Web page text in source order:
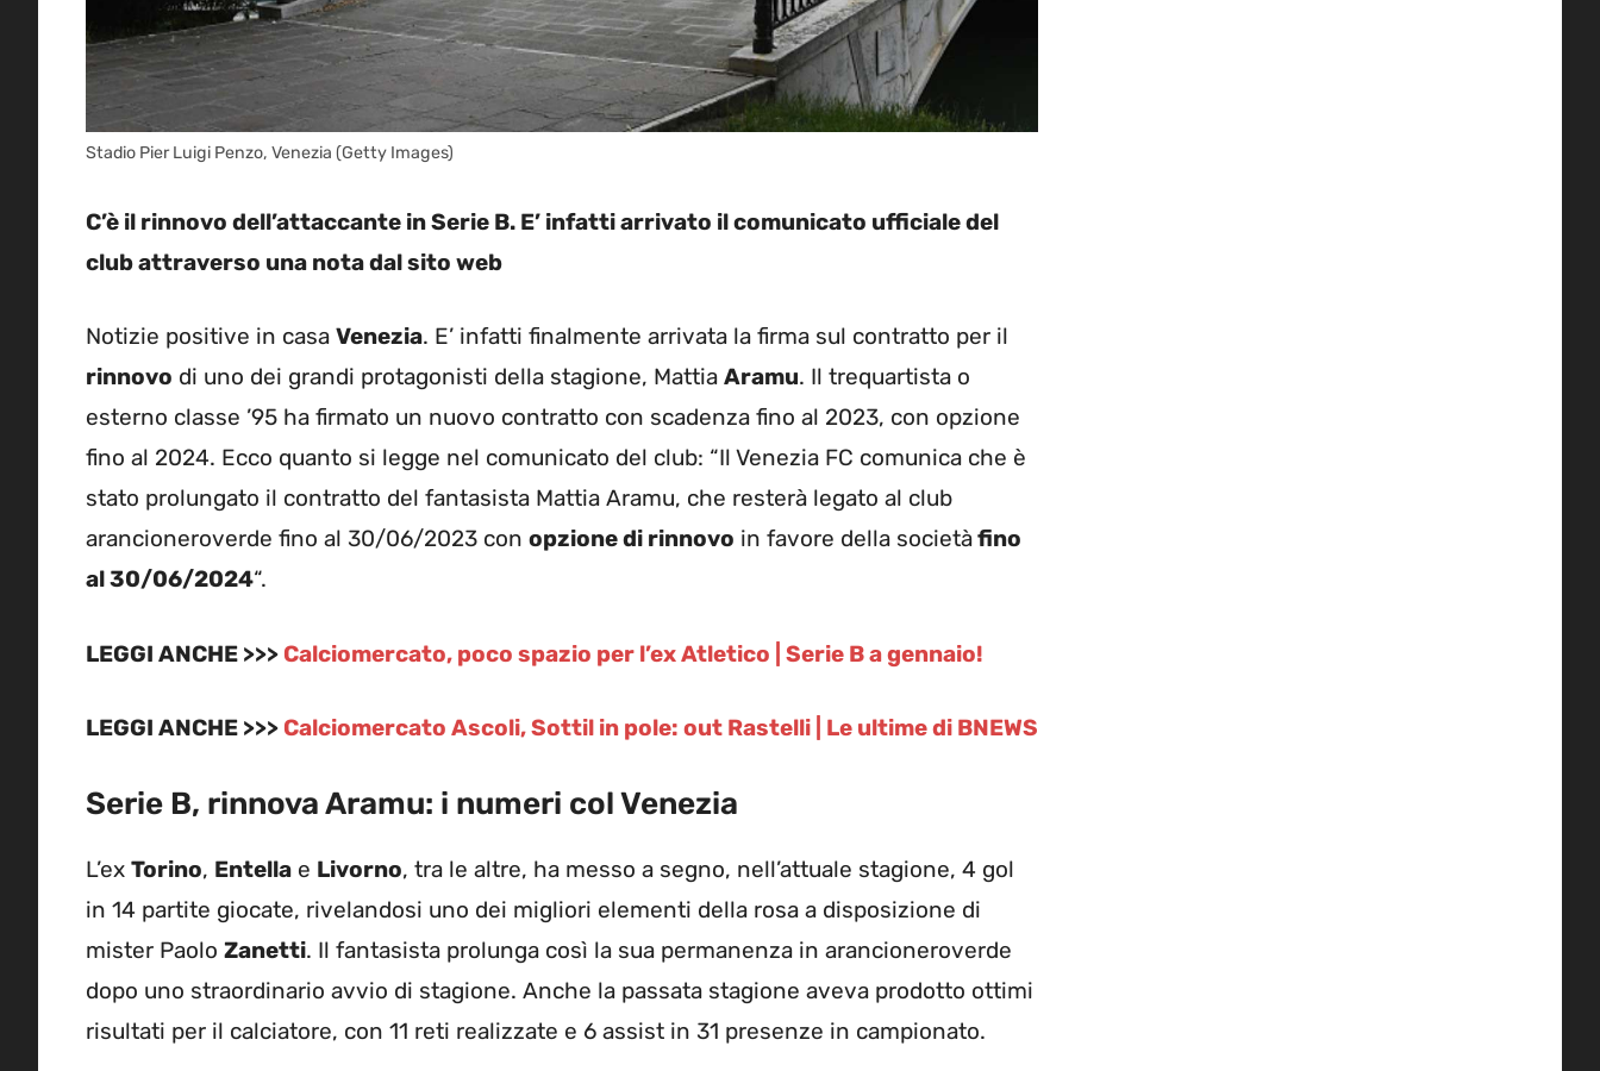
Stadio Pier Luigi Penzo, Venezia (Getty Images)
C’è il rinnovo dell’attaccante in Serie B. E’ infatti arrivato il comunicato ufficiale del
club attraverso una nota dal sito web
Notizie positive in casa Venezia. E’ infatti finalmente arrivata la firma sul contratto per il
rinnovo di uno dei grandi protagonisti della stagione, Mattia Aramu. Il trequartista o
esterno classe ’95 ha firmato un nuovo contratto con scadenza fino al 2023, con opzione
fino al 2024. Ecco quanto si legge nel comunicato del club: “Il Venezia FC comunica che è
stato prolungato il contratto del fantasista Mattia Aramu, che resterà legato al club
arancioneroverde fino al 30/06/2023 con opzione di rinnovo in favore della societàfino
al 30/06/2024“.
LEGGI ANCHE >>> Calciomercato, poco spazio per l’ex Atletico | Serie B a gennaio!
LEGGI ANCHE >>> Calciomercato Ascoli, Sottil in pole: out Rastelli | Le ultime di BNEWS
Serie B, rinnova Aramu: i numeri col Venezia
L’ex Torino, Entella e Livorno, tra le altre, ha messo a segno, nell’attuale stagione, 4 gol
in 14 partite giocate, rivelandosi uno dei migliori elementi della rosa a disposizione di
mister Paolo Zanetti. Il fantasista prolunga così la sua permanenza in arancioneroverde
dopo uno straordinario avvio di stagione. Anche la passata stagione aveva prodotto ottimi
risultati per il calciatore, con 11 reti realizzate e 6 assist in 31 presenze in campionato.